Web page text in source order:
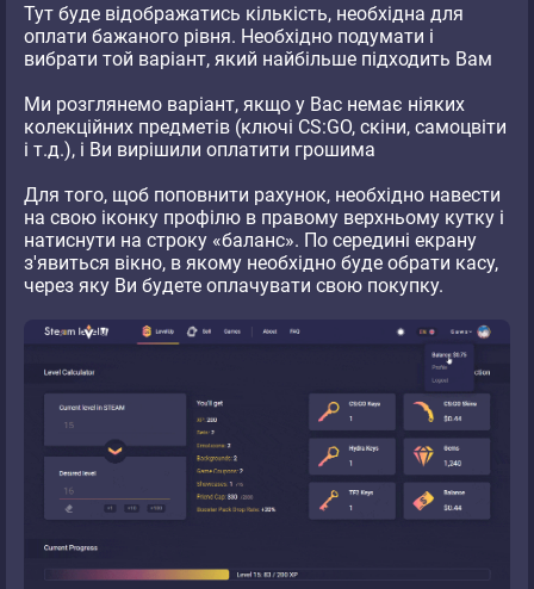
Тут буде відображатись кількість, необхідна для
оплати бажаного рівня. Необхідно подумати і
вибрати той варіант, який найбільше підходить Вам
Ми розглянемо варіант, якщо у Вас немає ніяких
колекційних предметів (ключі CS:GO, скіни, самоцвіти
і т.д.), і Ви вирішили оплатити грошима
Для того, щоб поповнити рахунок, необхідно навести
на свою іконку профілю в правому верхньому кутку і
натиснути на строку «баланс». По середині екрану
з'явиться вікно, в якому необхідно буде обрати касу,
через яку Ви будете оплачувати свою покупку.